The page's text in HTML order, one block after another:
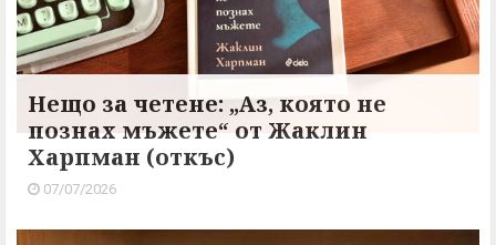
Нещо за четене: „Аз, която не
познах мъжете“ от Жаклин
Харпман (откъс)
07/07/2026